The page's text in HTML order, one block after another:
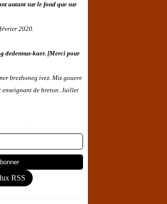
autant sur le fond que sur
2020.
dedennus-kaer. [Merci pour
brezhoneg ivez. Miz gouere
enseignant de breton. Juillet
RSS